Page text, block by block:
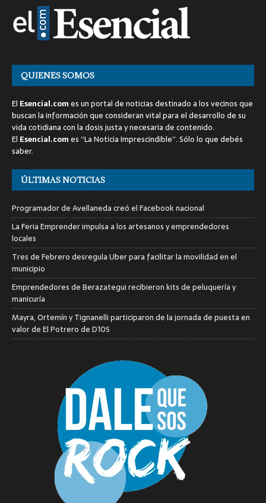
QUIENES SOMOS
El Esencial.comes un portal de noticias destinado a los vecinos que
buscan la información que consideran vital para el desarrollo de su
vida cotidiana con la dosis justa y necesaria de contenido.
El Esencial.comes “La Noticia Imprescindible”. Sólo lo que debés
saber.
ÚLTIMAS NOTICIAS
Programador de Avellaneda creó el Facebook nacional
La Feria Emprender impulsa a los artesanos y emprendedores
locales
Tres de Febrero desregula Uber para facilitar la movilidad en el
municipio
Emprendedores de Berazategui recibieron kits de peluquería y
manicuría
Mayra, Ortemín y Tignanelli participaron de la jornada de puesta en
valor de El Potrero de D10S